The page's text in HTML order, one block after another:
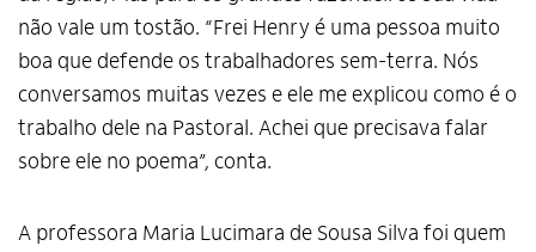
não vale um tostão. “Frei Henry é uma pessoa muito
boa que defende os trabalhadores sem-terra. Nós
conversamos muitas vezes e ele me explicou como é o
trabalho dele na Pastoral. Achei que precisava falar
sobre ele no poema”, conta.
A professora Maria Lucimara de Sousa Silva foi quem